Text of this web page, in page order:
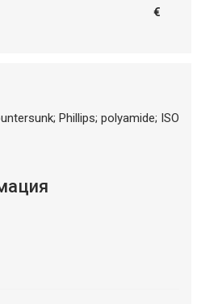
€
Phillips; polyamide; ISO